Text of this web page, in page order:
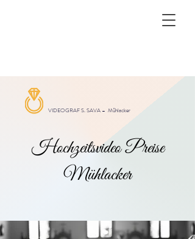
VIDEOGRAF S. SAVA – Mühlacker
Hochzeitsvideo Preise
Mühlacker